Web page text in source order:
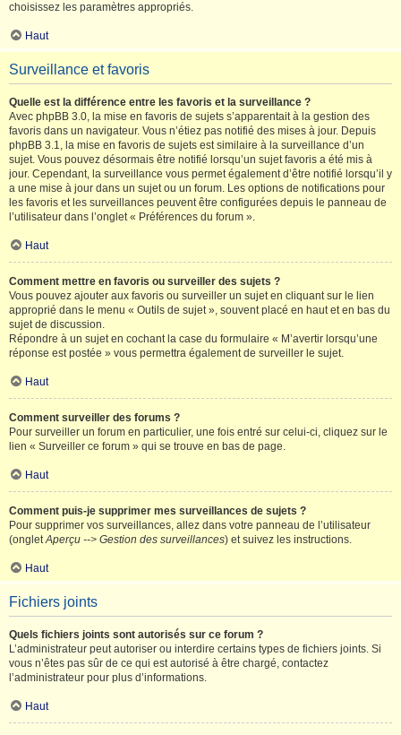
choisissez les paramètres appropriés.
Haut
Surveillance et favoris
Quelle est la différence entre les favoris et la surveillance ?
Avec phpBB 3.0, la mise en favoris de sujets s’apparentait à la gestion des
favoris dans un navigateur. Vous n’étiez pas notifié des mises à jour. Depuis
phpBB 3.1, la mise en favoris de sujets est similaire à la surveillance d’un
sujet. Vous pouvez désormais être notifié lorsqu’un sujet favoris a été mis à
jour. Cependant, la surveillance vous permet également d’être notifié lorsqu’il y
a une mise à jour dans un sujet ou un forum. Les options de notifications pour
les favoris et les surveillances peuvent être configurées depuis le panneau de
l’utilisateur dans l’onglet « Préférences du forum ».
Haut
Comment mettre en favoris ou surveiller des sujets ?
Vous pouvez ajouter aux favoris ou surveiller un sujet en cliquant sur le lien
approprié dans le menu « Outils de sujet », souvent placé en haut et en bas du
sujet de discussion.
Répondre à un sujet en cochant la case du formulaire « M’avertir lorsqu’une
réponse est postée » vous permettra également de surveiller le sujet.
Haut
Comment surveiller des forums ?
Pour surveiller un forum en particulier, une fois entré sur celui-ci, cliquez sur le
lien « Surveiller ce forum » qui se trouve en bas de page.
Haut
Comment puis-je supprimer mes surveillances de sujets ?
Pour supprimer vos surveillances, allez dans votre panneau de l’utilisateur
(ongletAperçu --> Gestion des surveillances) et suivez les instructions.
Haut
Fichiers joints
Quels fichiers joints sont autorisés sur ce forum ?
L’administrateur peut autoriser ou interdire certains types de fichiers joints. Si
vous n’êtes pas sûr de ce qui est autorisé à être chargé, contactez
l’administrateur pour plus d’informations.
Haut